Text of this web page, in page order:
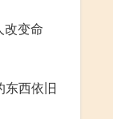
改变命
东西依旧